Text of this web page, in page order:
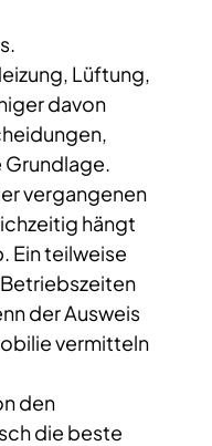
Lüftung,
davon
vergangenen
hängt
Ein teilweise
der Ausweis
vermitteln
den
die beste